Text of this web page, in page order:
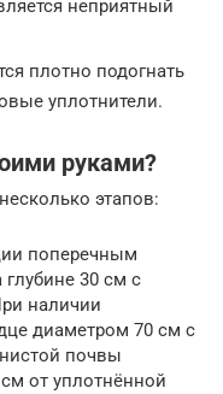
неприятный
плотно подогнать
уплотнители.
руками?
этапов:
поперечным
30 см с
наличии
диаметром 70 см с
почвы
см от уплотнённой